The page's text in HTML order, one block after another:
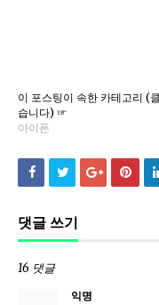
이 포스팅이 속한 카테고리 (
습니다) ☞
아이폰
댓글 쓰기
16 댓글
익명